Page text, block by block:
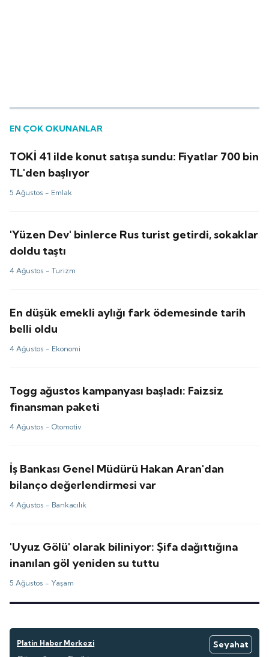
EN ÇOK OKUNANLAR
TOKİ 41 ilde konut satışa sundu: Fiyatlar 700 bin
TL'den başlıyor
5 Ağustos - Emlak
'Yüzen Dev' binlerce Rus turist getirdi, sokaklar
doldu taştı
4 Ağustos -Turizm
En düşük emekli aylığı fark ödemesinde tarih
belli oldu
4 Ağustos - Ekonomi
Togg ağustos kampanyası başladı: Faizsiz
finansman paketi
4 Ağustos -Otomotiv
İş Bankası Genel Müdürü Hakan Aran'dan
bilanço değerlendirmesi var
4 Ağustos - Bankacılık
'Uyuz Gölü' olarak biliniyor: Şifa dağıttığına
inanılan göl yeniden su tuttu
5 Ağustos - Yaşam
Platin Haber Merkezi
Seyahat